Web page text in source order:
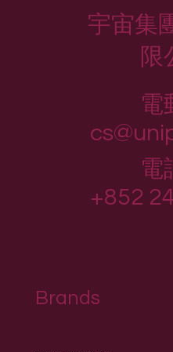
Brands
宇宙集
限
電
電
+852